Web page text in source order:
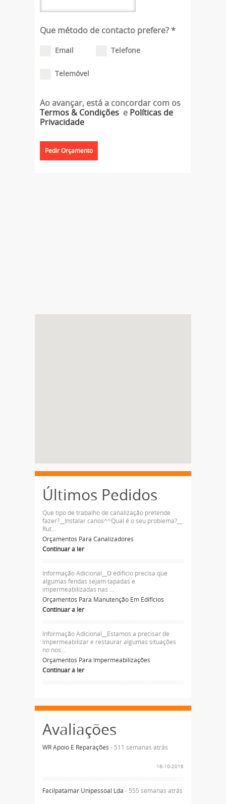
Que método de contacto prefere? *
Email Telefone
Telemóvel
Ao avançar, está a concordar com os
Termos & Condições e Políticas de
Privacidade
Últimos Pedidos
Que tipo de trabalho de canalização pretende
fazer?__Instalar canos^^Qual é o seu problema?__
Rut...
Orçamentos Para Canalizadores
Continuar a ler
Informação Adicional__O edificio precisa que
algumas fendas sejam tapadas e
impermeabilizadas nas ...
Orçamentos Para Manutenção Em Edifícios
Continuar a ler
Informação Adicional__Estamos a precisar de
impermeabilizar e restaurar algumas situações
no nos...
Orçamentos Para Impermeabilizações
Continuar a ler
Avaliações
WR Apoio E Reparações - 511 semanas atrás
16-10-2016
Facilpatamar Unipessoal Lda - 555 semanas atrás